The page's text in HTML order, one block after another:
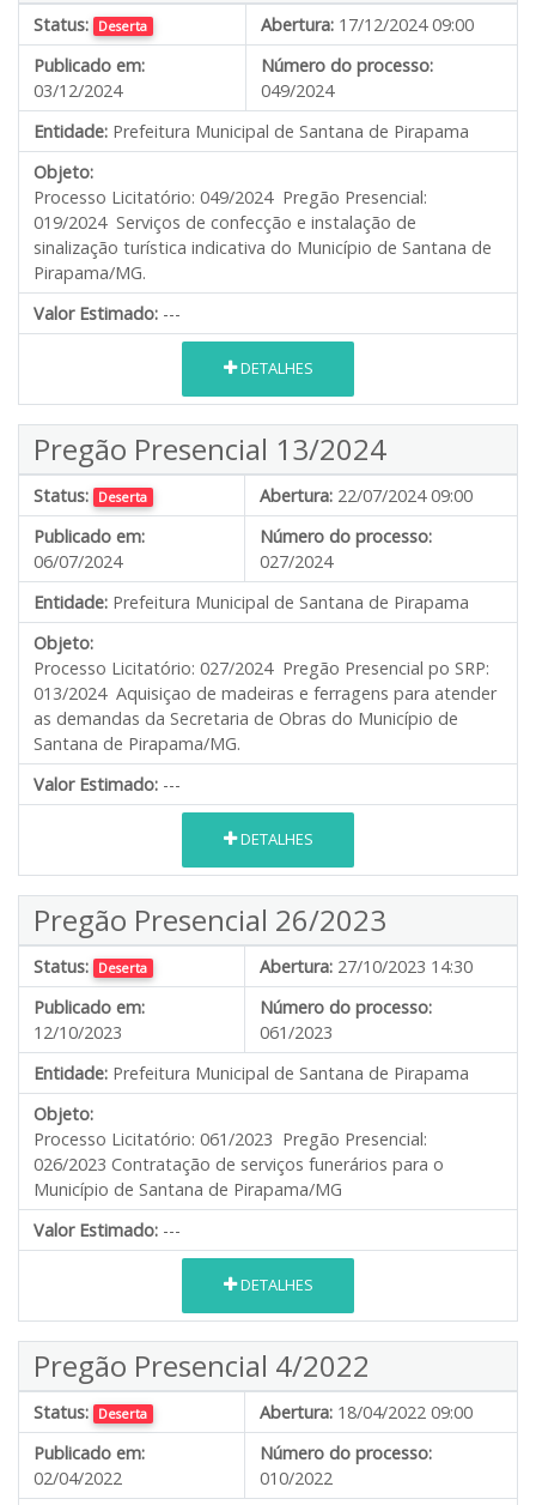
Status: Deserta Abertura: 17/12/2024 09:00
Publicado em:
03/12/2024
Número do processo:
049/2024
Entidade: Prefeitura Municipal de Santana de Pirapama
Objeto:
Processo Licitatório: 049/2024 Pregão Presencial:
019/2024 Serviços de confecção e instalação de
sinalização turística indicativa do Município de Santana de
Pirapama/MG.
Valor Estimado: ---
DETALHES
Pregão Presencial 13/2024
Status: Deserta Abertura: 22/07/2024 09:00
Publicado em:
06/07/2024
Número do processo:
027/2024
Entidade: Prefeitura Municipal de Santana de Pirapama
Objeto:
Processo Licitatório: 027/2024 Pregão Presencial po SRP:
013/2024 Aquisiçao de madeiras e ferragens para atender
as demandas da Secretaria de Obras do Município de
Santana de Pirapama/MG.
Valor Estimado: ---
DETALHES
Pregão Presencial 26/2023
Status: Deserta Abertura: 27/10/2023 14:30
Publicado em:
12/10/2023
Número do processo:
061/2023
Entidade: Prefeitura Municipal de Santana de Pirapama
Objeto:
Processo Licitatório: 061/2023 Pregão Presencial:
026/2023 Contratação de serviços funerários para o
Município de Santana de Pirapama/MG
Valor Estimado: ---
DETALHES
Pregão Presencial 4/2022
Status: Deserta Abertura: 18/04/2022 09:00
Publicado em:
02/04/2022
Número do processo:
010/2022